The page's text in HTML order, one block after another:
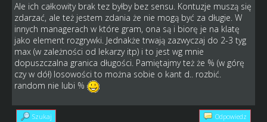
Ale ich całkowity brak tez byłby bez sensu. Kontuzje muszą się
zdarzać, ale też jestem zdania że nie mogą być za długie. W
innych managerach w które gram, ona są i biorę je na klatę
jako element rozgrywki. Jednakże trwają zazwyczaj do 2-3 tyg
max (w zależności od lekarzy itp) i to jest wg mnie
dopuszczalna granica długości. Pamiętajmy też że % (w górę
czy w dół) losowości to można sobie o kant d.. rozbić.
random nie lubi %
Szukaj Odpowiedz